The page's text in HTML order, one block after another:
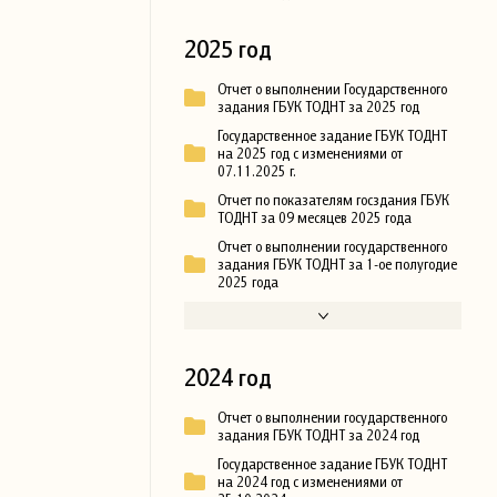
2025 год
Отчет о выполнении Государственного
задания ГБУК ТОДНТ за 2025 год
Государственное задание ГБУК ТОДНТ
на 2025 год с изменениями от
07.11.2025 г.
Отчет по показателям госздания ГБУК
ТОДНТ за 09 месяцев 2025 года
Отчет о выполнении государственного
задания ГБУК ТОДНТ за 1-ое полугодие
2025 года
2024 год
Отчет о выполнении государственного
задания ГБУК ТОДНТ за 2024 год
Государственное задание ГБУК ТОДНТ
на 2024 год с изменениями от